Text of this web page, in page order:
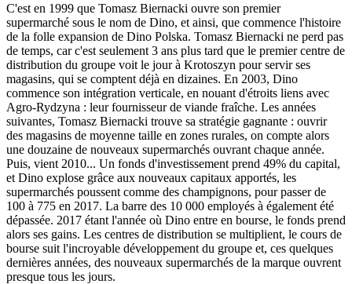
C'est en 1999 que Tomasz Biernacki ouvre son premier
supermarché sous le nom de Dino, et ainsi, que commence l'histoire
de la folle expansion de Dino Polska. Tomasz Biernacki ne perd pas
de temps, car c'est seulement 3 ans plus tard que le premier centre de
distribution du groupe voit le jour à Krotoszyn pour servir ses
magasins, qui se comptent déjà en dizaines. En 2003, Dino
commence son intégration verticale, en nouant d'étroits liens avec
Agro-Rydzyna : leur fournisseur de viande fraîche. Les années
suivantes, Tomasz Biernacki trouve sa stratégie gagnante : ouvrir
des magasins de moyenne taille en zones rurales, on compte alors
une douzaine de nouveaux supermarchés ouvrant chaque année.
Puis, vient 2010... Un fonds d'investissement prend 49% du capital,
et Dino explose grâce aux nouveaux capitaux apportés, les
supermarchés poussent comme des champignons, pour passer de
100 à 775 en 2017. La barre des 10 000 employés à également été
dépassée. 2017 étant l'année où Dino entre en bourse, le fonds prend
alors ses gains. Les centres de distribution se multiplient, le cours de
bourse suit l'incroyable développement du groupe et, ces quelques
dernières années, des nouveaux supermarchés de la marque ouvrent
presque tous les jours.